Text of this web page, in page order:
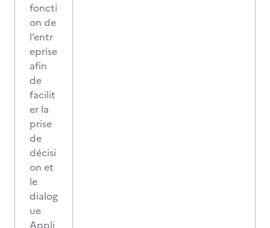
foncti
on de
l’entr
eprise
afin
de
facilit
er la
prise
de
décisi
on et
le
dialog
ue
Appli